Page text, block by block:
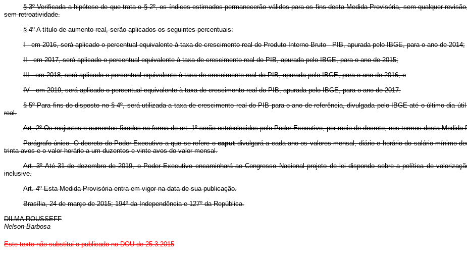
§ 3º Verificada a hipótese de que trata o § 2º, os índices estimados permanecerão válidos para os fins desta Medida Provisória, sem qualquer
sem retroatividade.
§ 4º A título de aumento real, serão aplicados os seguintes percentuais:
I - em 2016, será aplicado o percentual equivalente à taxa de crescimento real do Produto Interno Bruto - PIB, apurada pelo IBGE, para o ano de 2014;
II - em 2017, será aplicado o percentual equivalente à taxa de crescimento real do PIB, apurada pelo IBGE, para o ano de 2015;
III - em 2018, será aplicado o percentual equivalente à taxa de crescimento real do PIB, apurada pelo IBGE, para o ano de 2016; e
IV - em 2019, será aplicado o percentual equivalente à taxa de crescimento real do PIB, apurada pelo IBGE, para o ano de 2017.
§ 5º Para fins do disposto no § 4º, será utilizada a taxa de crescimento real do PIB para o ano de referência, divulgada pelo IBGE até o último dia
real.
Art. 2º Os reajustes e aumentos fixados na forma do art. 1º serão estabelecidos pelo Poder Executivo, por meio de decreto, nos termos desta Medida
Parágrafo único. O decreto do Poder Executivo a que se refere ocaputdivulgará a cada ano os valores mensal, diário e horário do salário mínimo
trinta avos e o valor horário a um duzentos e vinte avos do valor mensal.
Art. 3º Até 31 de dezembro de 2019, o Poder Executivo encaminhará ao Congresso Nacional projeto de lei dispondo sobre a política de
inclusive.
Art. 4º Esta Medida Provisória entra em vigor na data de sua publicação.
Brasília, 24 de março de 2015; 194º da Independência e 127º da República.
DILMA ROUSSEFF
Nelson Barbosa
Este texto não substitui o publicado no DOU de 25.3.2015